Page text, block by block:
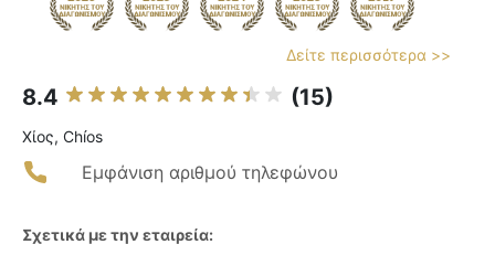
Δείτε περισσότερα >>
8.4 (15)
Χίος, Chíos
Εμφάνιση αριθμού τηλεφώνου
Σχετικά με την εταιρεία: